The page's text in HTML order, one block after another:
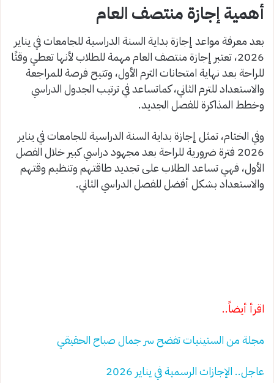
أهمية إجازة منتصف العام
بعد معرفة مواعد إجازة بداية السنة الدراسية للجامعات في يناير
2026، تعتبر إجازة منتصف العام مهمة للطلاب لأنها تعطي وقتًا
للراحة بعد نهاية امتحانات الترم الأول، وتتيح فرصة للمراجعة
والاستعداد للترم الثاني، كماتساعد في ترتيب الجدول الدراسي
وخطط المذاكرة للفصل الجديد.
وفي الختام، تمثل إجازة بداية السنة الدراسية للجامعات في يناير
2026 فترة ضرورية للراحة بعد مجهود دراسي كبير خلال الفصل
الأول، فهي تساعد الطلاب على تجديد طاقتهم وتنظيم وقتهم
والاستعداد بشكل أفضل للفصل الدراسي الثاني.
اقرأ أيضاً..
مجلة من الستينيات تفضح سر جمال صباح الحقيقي
عاجل.. الإجازات الرسمية في يناير 2026